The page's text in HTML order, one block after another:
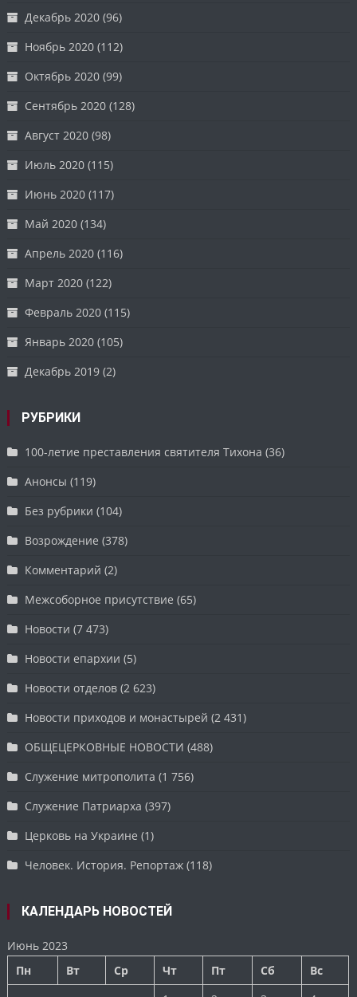
Декабрь 2020 (96)
Ноябрь 2020 (112)
Октябрь 2020 (99)
Сентябрь 2020 (128)
Август 2020 (98)
Июль 2020 (115)
Июнь 2020 (117)
Май 2020 (134)
Апрель 2020 (116)
Март 2020 (122)
Февраль 2020 (115)
Январь 2020 (105)
Декабрь 2019 (2)
РУБРИКИ
100-летие преставления святителя Тихона (36)
Анонсы (119)
Без рубрики (104)
Возрождение (378)
Комментарий (2)
Межсоборное присутствие (65)
Новости (7 473)
Новости епархии (5)
Новости отделов (2 623)
Новости приходов и монастырей (2 431)
ОБЩЕЦЕРКОВНЫЕ НОВОСТИ (488)
Служение митрополита (1 756)
Служение Патриарха (397)
Церковь на Украине (1)
Человек. История. Репортаж (118)
КАЛЕНДАРЬ НОВОСТЕЙ
Июнь 2023
Пн
Вт Ср Чт Пт Сб
Вс